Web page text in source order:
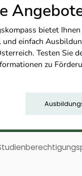
bietet
einfach
Testen Sie
zu